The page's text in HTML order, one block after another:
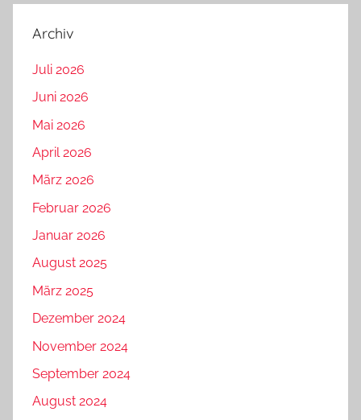
Archiv
Juli 2026
Juni 2026
Mai 2026
April 2026
März 2026
Februar 2026
Januar 2026
August 2025
März 2025
Dezember 2024
November 2024
September 2024
August 2024